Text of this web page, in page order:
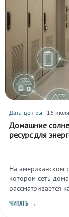
Дата-центры · 16
Домашние
ресурс для
На американском
котором сеть
рассматривается
отражает
ЧИТАТЬ →